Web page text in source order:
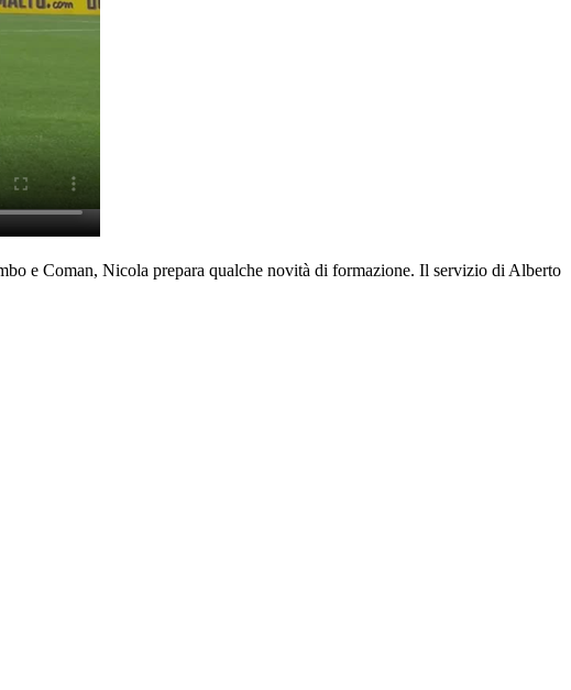
e Coman, Nicola prepara qualche novità di formazione. Il servizio di Alberto